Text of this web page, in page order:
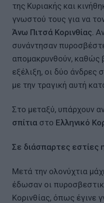
της Κυριακής και
γνωστού τους για να
Άνω Πιτσά Κορινθίας.
συνάντησαν
απομακρυνθούν, καθώς
εξέλιξη, οι δύο άνδρες
με την τραγική αυτή
Στο μεταξύ, υπάρχουν
σπίτια στο Ελληνικό
Σε διάσπαρτες
Μετά την ολονύχτια
έδωσαν οι
Κορινθίας, όπως έγινε